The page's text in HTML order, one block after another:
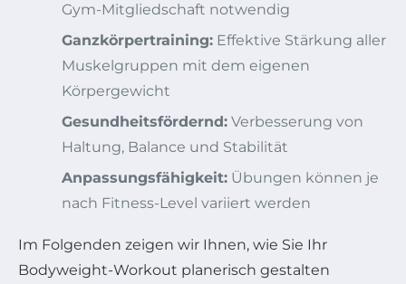
Gym-Mitgliedschaft notwendig
Ganzkörpertraining: Effektive Stärkung aller
Muskelgruppen mit dem eigenen
Körpergewicht
Gesundheitsfördernd: Verbesserung von
Haltung, Balance und Stabilität
Anpassungsfähigkeit: Übungen können je
nach Fitness-Level variiert werden
Im Folgenden zeigen wir Ihnen, wie Sie Ihr
Bodyweight-Workout planerisch gestalten